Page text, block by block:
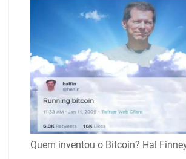
Quem inventou o Bitcoin? Hal